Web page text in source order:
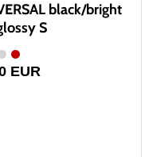
black/bright
S
EUR